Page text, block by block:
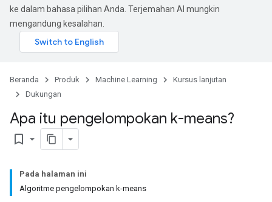
ke dalam bahasa pilihan Anda. Terjemahan AI mungkin
mengandung kesalahan.
Beranda Produk Machine Learning
Kursus lanjutan
Dukungan
Apa itu pengelompokan k-means?
bookmark_border
Pada halaman ini
Algoritme pengelompokan k-means